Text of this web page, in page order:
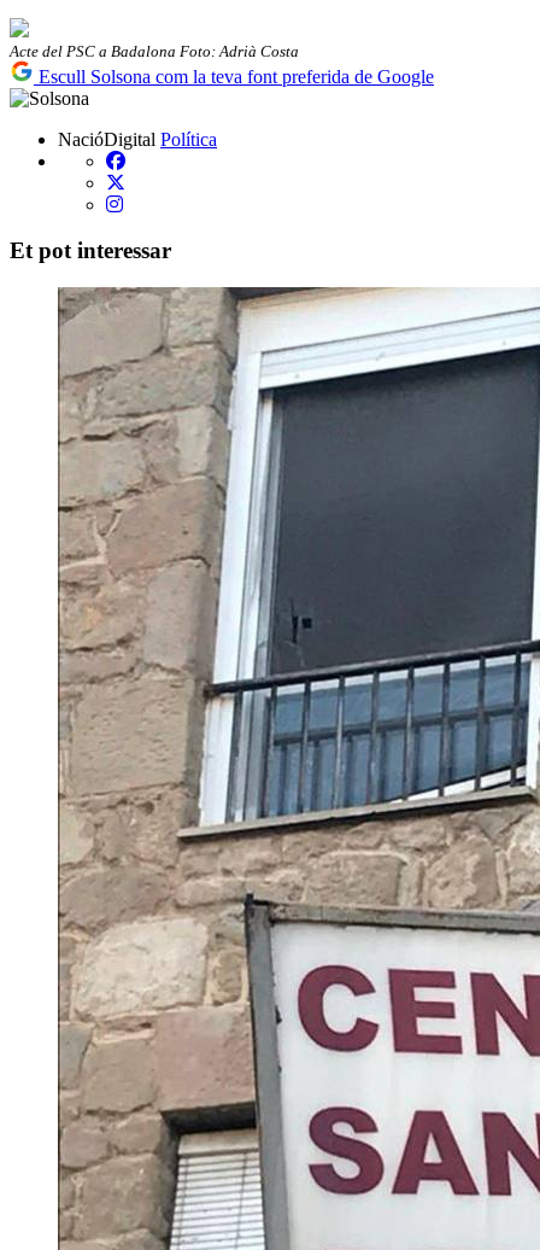
Acte del PSC a Badalona Foto: Adrià Costa
Escull Solsona com la teva font preferida de Google
NacióDigital Política
Et pot interessar